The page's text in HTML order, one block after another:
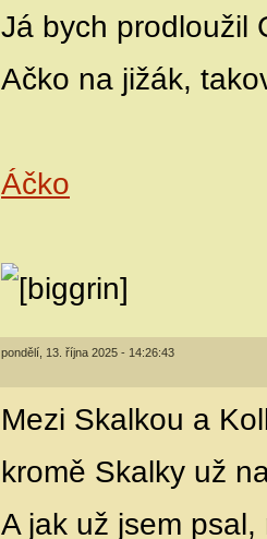
Já bych prodloužil
Ačko na jižák,
Áčko
pondělí, 13. října 2025 - 14:26:43
Mezi Skalkou a
kromě Skalky už
A jak už jsem